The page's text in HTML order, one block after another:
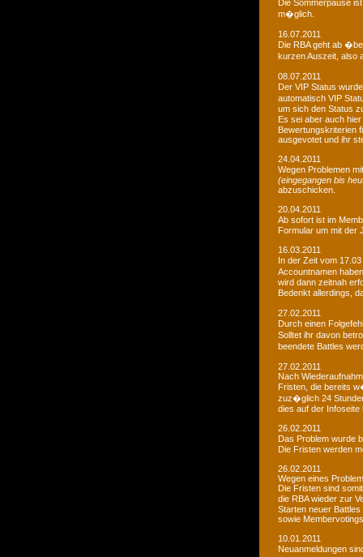
Die Sommerpause
m�glich.
16.07.2011
Die RBA geht ab
kurzen Auszeit, also
08.07.2011
Der VIP Status
automatisch VIP
um sich den Status
Es sei aber auch
Bewertungskriterien
ausgevotet und ihr
24.04.2011
Wegen Problemen
(eingegangen bis
abzuschicken.
20.04.2011
Ab sofort ist im
Formular um mit der
16.03.2011
In der Zeit vom
Accountnamen
wird dann zeitnah
Bedenkt allerdings,
27.02.2011
Durch einen
Solltet ihr davon
beendete Battles
27.02.2011
Nach
Fristen, die bereits
zuz�glich 24
dies auf der
26.02.2011
Das Problem wurde
Die Fristen werden
26.02.2011
Wegen eines
Die Fristen sind
die RBA wieder zur
Starten neuer Battles
sowie
10.01.2011
Neuanmeldungen